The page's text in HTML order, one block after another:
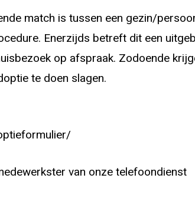
match is tussen een gezin/
Enerzijds betreft dit een
op afspraak. Zodoende
te doen slagen.
van onze telefoondienst